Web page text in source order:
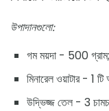
উপাদানগুলো:
গম ময়দা - 500 গ্রাম;
মিনারেল ওয়াটার - 1
উদ্ভিজ্জ তেল - 3